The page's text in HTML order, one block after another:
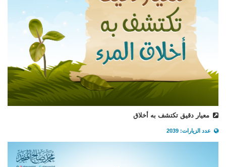
معيار دقيق تكتشف به أخلاق
عدد الزيارات: 2039